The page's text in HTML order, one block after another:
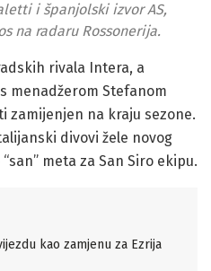
i španjolski izvor AS,
na radaru Rossonerija.
rivala Intera, a
menadžerom Stefanom
zamijenjen na kraju sezone.
divovi žele novog
meta za San Siro ekipu.
kao zamjenu za Ezrija